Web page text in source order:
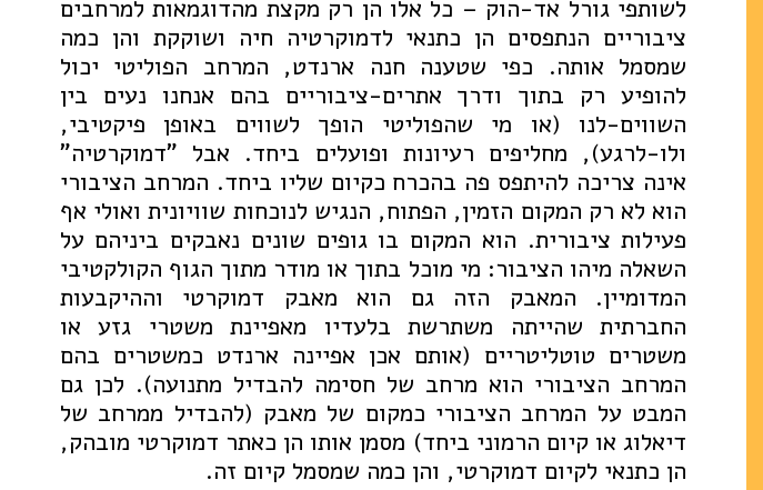
לשותפי גורל אד-הוק – כל אלו הן רק מקצת מהדוגמאות למרחבים
ציבוריים הנתפסים הן כתנאי לדמוקרטיה חיה ושוקקת והן כמה
שמסמל אותה. כפי שטענה חנה ארנדט, המרחב הפוליטי יכול
להופיע רק בתוך ודרך אתרים-ציבוריים בהם אנחנו נעים בין
השווים-לנו (או מי שהפוליטי הופך לשווים באופן פיקטיבי,
ולו-לרגע), מחליפים רעיונות ופועלים ביחד. אבל "דמוקרטיה"
אינה צריכה להיתפס פה בהכרח כקיום שליו ביחד. המרחב הציבורי
הוא לא רק המקום הזמין, הפתוח, הנגיש לנוכחות שוויונית ואולי אף
פעילות ציבורית. הוא המקום בו גופים שונים נאבקים ביניהם על
השאלה מיהו הציבור: מי מוכל בתוך או מודר מתוך הגוף הקולקטיבי
המדומיין. המאבק הזה גם הוא מאבק דמוקרטי וההיקבעות
החברתית שהייתה משתרשת בלעדיו מאפיינת משטרי גזע או
משטרים טוטליטריים (אותם אכן אפיינה ארנדט כמשטרים בהם
המרחב הציבורי הוא מרחב של חסימה להבדיל מתנועה). לכן גם
המבט על המרחב הציבורי כמקום של מאבק (להבדיל ממרחב של
דיאלוג או קיום הרמוני ביחד) מסמן אותו הן כאתר דמוקרטי מובהק,
הן כתנאי לקיום דמוקרטי, והן כמה שמסמל קיום זה.